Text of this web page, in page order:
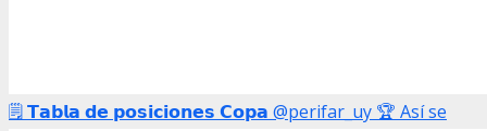
🗒️ 𝗧𝗮𝗯𝗹𝗮 𝗱𝗲 𝗽𝗼𝘀𝗶𝗰𝗶𝗼𝗻𝗲𝘀 𝗖𝗼𝗽𝗮 @perifar_uy 🏆 Así se